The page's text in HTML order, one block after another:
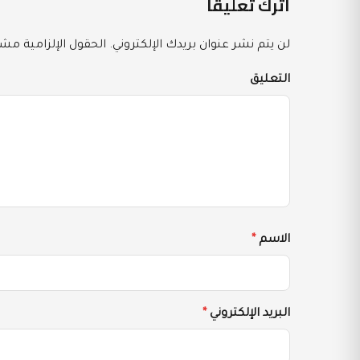
لن يتم نشر عنوان بريدك الإلكتروني. الحقول الإلزامية
التعليق
الاسم *
البريد الإلكتروني *